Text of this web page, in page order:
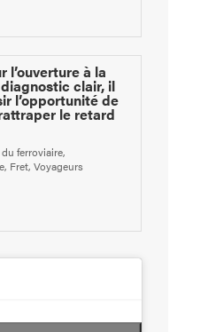
l’ouverture à la
clair, il
l’opportunité de
le retard
ferroviaire,
, Fret, Voyageurs